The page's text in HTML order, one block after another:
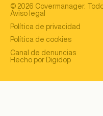
© 2026 Covermanager.
Aviso legal
Política de privacidad
Política de cookies
Canal de denuncias
Hecho por Digidop